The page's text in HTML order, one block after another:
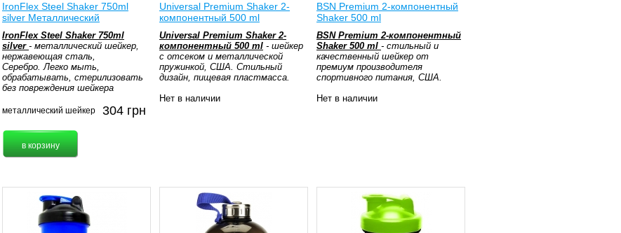
IronFlex Steel Shaker 750ml
silver Металлический
IronFlex Steel Shaker 750ml
silver - металлический шейкер,
нержавеющая сталь,
Серебро. Легко мыть,
обрабатывать, стерилизовать
без повреждения шейкера
металлический шейкер 304 грн
Universal Premium Shaker 2-
компонентный 500 ml
Universal Premium Shaker 2-
компонентный 500 ml - шейкер
с отсеком и металлической
пружинкой, США. Стильный
дизайн, пищевая пластмасса.
Нет в наличии
BSN Premium 2-компонентный
Shaker 500 ml
BSN Premium 2-компонентный
Shaker 500 ml - стильный и
качественный шейкер от
премиум производителя
спортивного питания, США.
Нет в наличии